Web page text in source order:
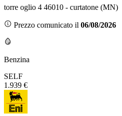
torre oglio 4 46010 - curtatone (MN)
Prezzo comunicato il 06/08/2026
Benzina
SELF
1.939 €